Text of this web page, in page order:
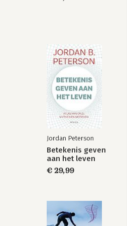
We Who Wrestle
With God
Jordan Peterson
Betekenis geven
aan het leven
€ 29,99